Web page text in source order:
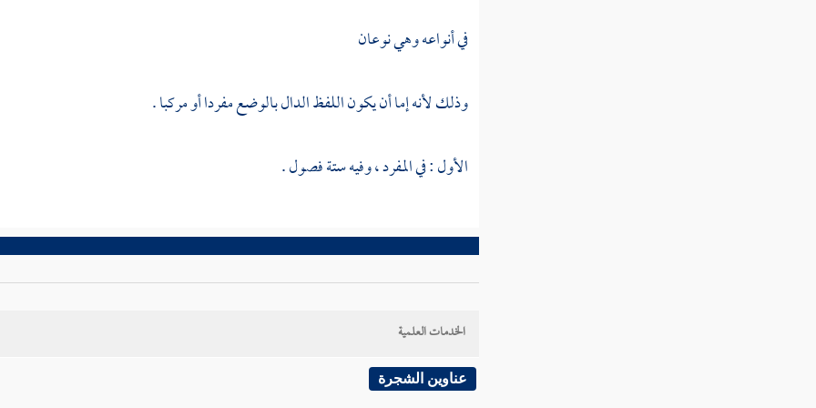
في أنواعه وهي نوعان
وذلك لأنه إما أن يكون اللفظ الدال بالوضع مفردا أو مركبا .
الأول : في المفرد ، وفيه ستة فصول .
الخدمات العلمية
عناوين الشجرة